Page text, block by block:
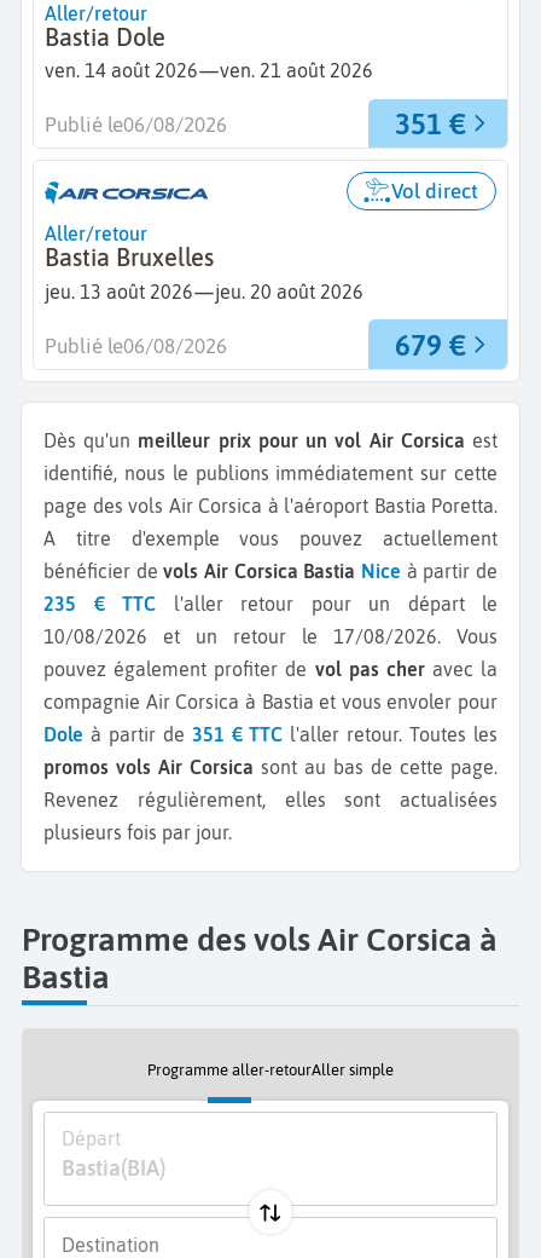
Aller/retour
Bastia Dole
ven. 14 août 2026—ven. 21 août 2026
351 €
Publié le06/08/2026
Aller/retour
Bastia Bruxelles
jeu. 13 août 2026—jeu. 20 août 2026
Vol direct
679 €
Publié le06/08/2026
Dès qu'un meilleur prix pour un vol Air Corsica est
identifié, nous le publions immédiatement sur cette
page des vols Air Corsica à l'aéroport Bastia Poretta.
A titre d'exemple vous pouvez actuellement
bénéficier devols Air Corsica Bastia Nice à partir de
235 € TTC
l'aller retour pour un départ le
10/08/2026 et un retour le 17/08/2026. Vous
pouvez également profiter de vol pas cheravec la
compagnie Air Corsica à Bastia et vous envoler pour
Dole à partir de 351 € TTC l'aller retour.Toutes les
promos vols Air Corsica sont au bas de cette page.
Revenez régulièrement, elles sont actualisées
plusieurs fois par jour.
Programme des vols Air Corsica à
Bastia
Programme aller-retourAller simple
Départ
Bastia(BIA)
Destination